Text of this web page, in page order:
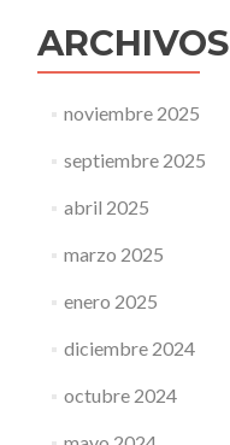
ARCHIVOS
noviembre 2025
septiembre 2025
abril 2025
marzo 2025
enero 2025
diciembre 2024
octubre 2024